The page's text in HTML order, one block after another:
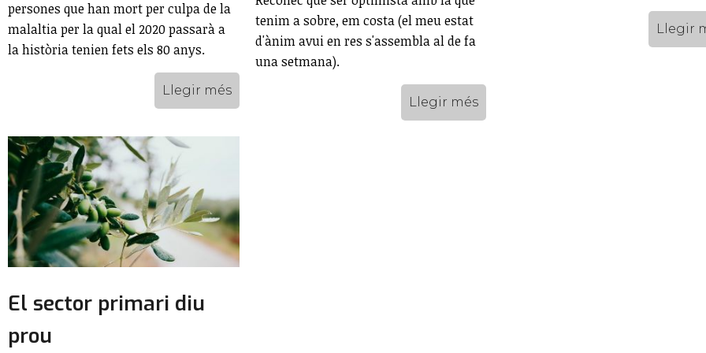
persones que han mort per culpa de la
malaltia per la qual el 2020 passarà a
la història tenien fets els 80 anys.
Llegir més
tenim a sobre, em costa (el meu estat
d'ànim avui en res s'assembla al de fa
una setmana).
Llegir més
Llegir
El sector primari diu
prou